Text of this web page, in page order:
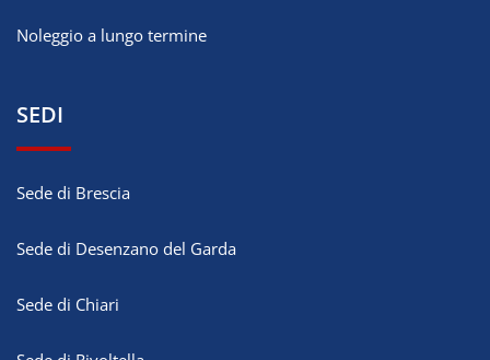
Noleggio a lungo termine
SEDI
Sede di Brescia
Sede di Desenzano del Garda
Sede di Chiari